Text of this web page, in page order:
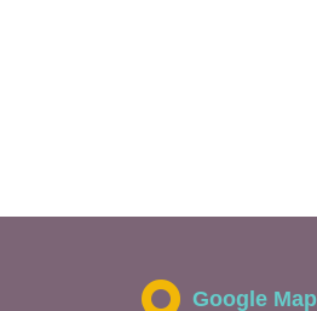
Google Map